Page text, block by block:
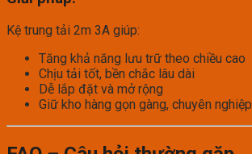
Kệ trung tải 2m 3A giúp:
Tăng khả năng lưu trữ theo chiều cao
Chịu tải tốt, bền chắc lâu dài
Dễ lắp đặt và mở rộng
Giữ kho hàng gọn gàng, chuyên nghiệp